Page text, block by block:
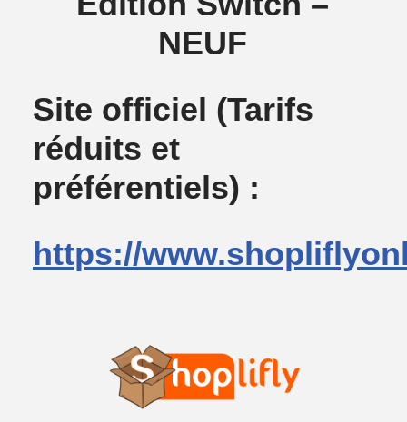
NEUF
Site officiel (Tarifs
réduits et
préférentiels) :
https://